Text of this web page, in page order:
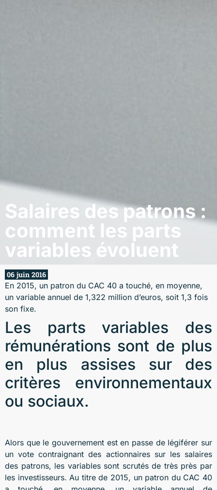
Salaires des patrons :
comment les parts
variables évoluent
06 juin 2016
En 2015, un patron du CAC 40 a touché, en moyenne,
un variable annuel de 1,322 million d’euros, soit 1,3 fois
son fixe.
Les parts variables des
rémunérations sont de plus
en plus assises sur des
critères environnementaux
ou sociaux.
Alors que le gouvernement est en passe de légiférer sur
un vote contraignant des actionnaires sur les salaires
des patrons, les variables sont scrutés de très près par
les investisseurs. Au titre de 2015, un patron du CAC 40